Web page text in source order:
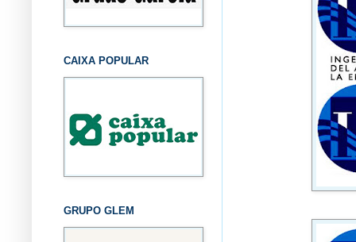
CAIXA POPULAR
GRUPO GLEM